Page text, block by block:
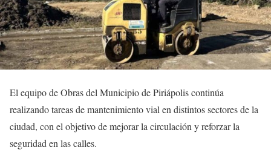
El equipo de Obras del Municipio de Piriápolis continúa
realizando tareas de mantenimiento vial en distintos sectores de la
ciudad, con el objetivo de mejorar la circulación y reforzar la
seguridad en las calles.